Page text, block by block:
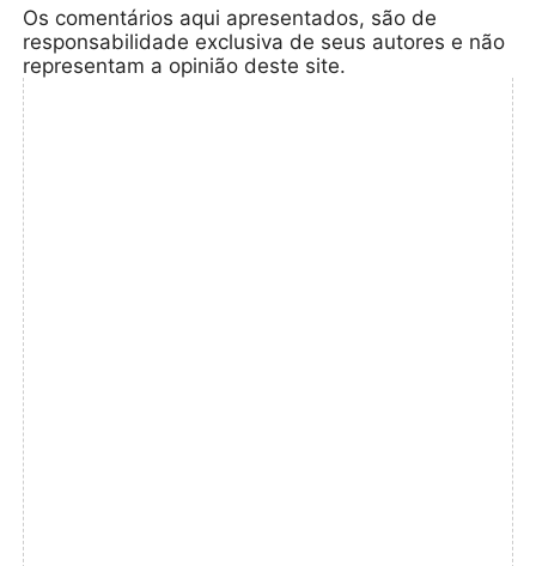
Os comentários aqui apresentados, são de
responsabilidade exclusiva de seus autores e não
representam a opinião deste site.